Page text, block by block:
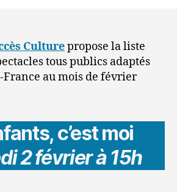
au
mois
Culturepropose la liste
tous publics ​adaptés
France au mois de février
c’est moi
2 février à 15h